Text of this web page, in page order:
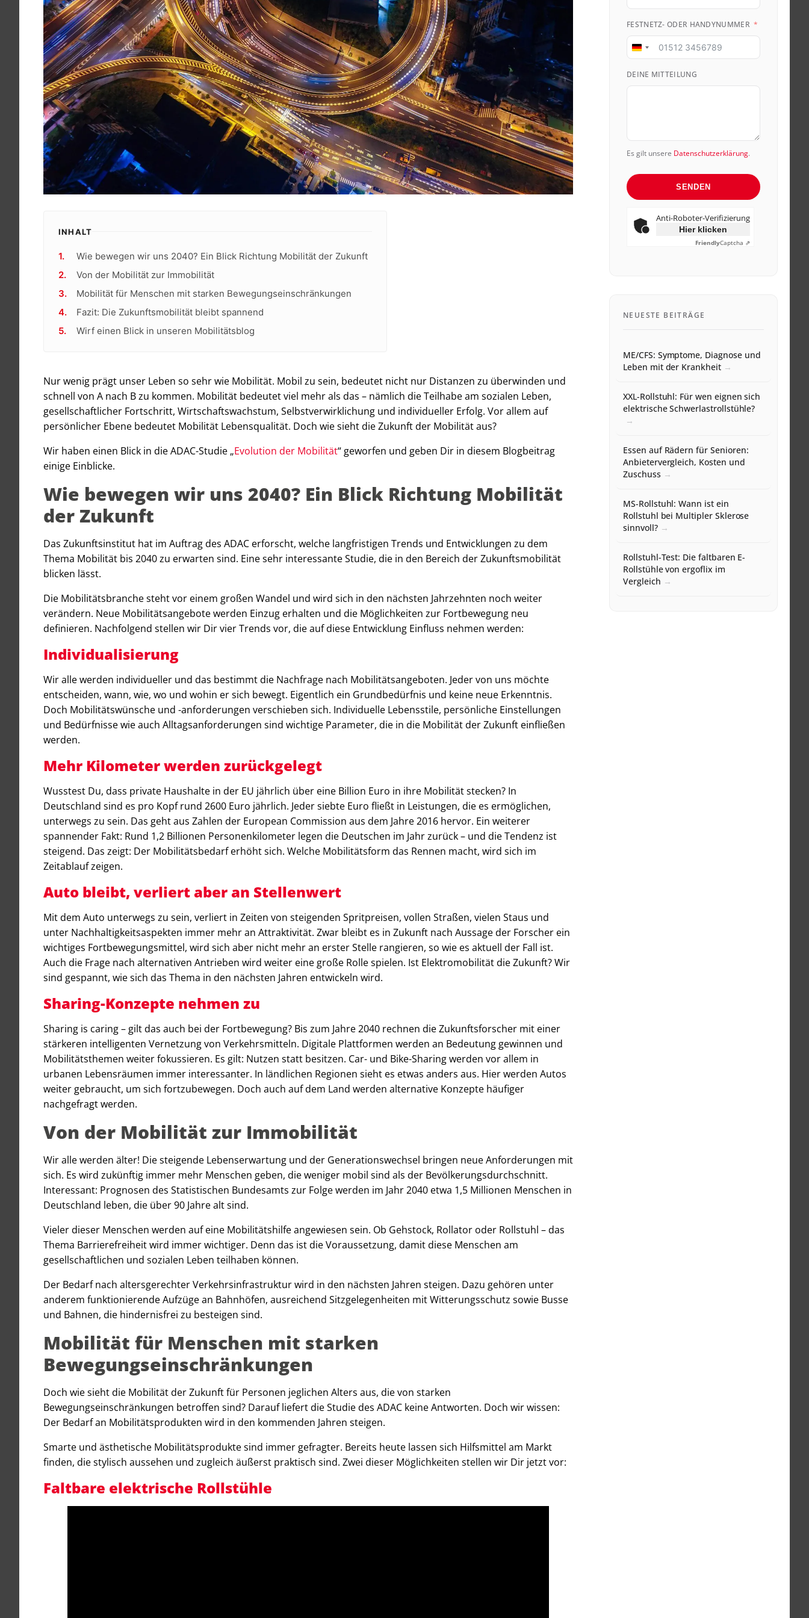
INHALT
Wie bewegen wir uns 2040? Ein Blick Richtung Mobilität der Zukunft
Von der Mobilität zur Immobilität
Mobilität für Menschen mit starken Bewegungseinschränkungen
Fazit: Die Zukunftsmobilität bleibt spannend
Wirf einen Blick in unseren Mobilitätsblog
Nur wenig prägt unser Leben so sehr wie Mobilität. Mobil zu sein, bedeutet nicht nur Distanzen zu überwinden und
schnell von A nach B zu kommen. Mobilität bedeutet viel mehr als das – nämlich die Teilhabe am sozialen Leben,
gesellschaftlicher Fortschritt, Wirtschaftswachstum, Selbstverwirklichung und individueller Erfolg. Vor allem auf
persönlicher Ebene bedeutet Mobilität Lebensqualität. Doch wie sieht die Zukunft der Mobilität aus?
Wir haben einen Blick in die ADAC-Studie „Evolution der Mobilität“ geworfen und geben Dir in diesem Blogbeitrag
einige Einblicke.
Wie bewegen wir uns 2040? Ein Blick Richtung Mobilität
der Zukunft
Das Zukunftsinstitut hat im Auftrag des ADAC erforscht, welche langfristigen Trends und Entwicklungen zu dem
Thema Mobilität bis 2040 zu erwarten sind. Eine sehr interessante Studie, die in den Bereich der Zukunftsmobilität
blicken lässt.
Die Mobilitätsbranche steht vor einem großen Wandel und wird sich in den nächsten Jahrzehnten noch weiter
verändern. Neue Mobilitätsangebote werden Einzug erhalten und die Möglichkeiten zur Fortbewegung neu
definieren. Nachfolgend stellen wir Dir vier Trends vor, die auf diese Entwicklung Einfluss nehmen werden:
Individualisierung
Wir alle werden individueller und das bestimmt die Nachfrage nach Mobilitätsangeboten. Jeder von uns möchte
entscheiden, wann, wie, wo und wohin er sich bewegt. Eigentlich ein Grundbedürfnis und keine neue Erkenntnis.
Doch Mobilitätswünsche und -anforderungen verschieben sich. Individuelle Lebensstile, persönliche Einstellungen
und Bedürfnisse wie auch Alltagsanforderungen sind wichtige Parameter, die in die Mobilität der Zukunft einfließen
werden.
Mehr Kilometer werden zurückgelegt
Wusstest Du, dass private Haushalte in der EU jährlich über eine Billion Euro in ihre Mobilität stecken? In
Deutschland sind es pro Kopf rund 2600 Euro jährlich. Jeder siebte Euro fließt in Leistungen, die es ermöglichen,
unterwegs zu sein. Das geht aus Zahlen der European Commission aus dem Jahre 2016 hervor. Ein weiterer
spannender Fakt: Rund 1,2 Billionen Personenkilometer legen die Deutschen im Jahr zurück – und die Tendenz ist
steigend. Das zeigt: Der Mobilitätsbedarf erhöht sich. Welche Mobilitätsform das Rennen macht, wird sich im
Zeitablauf zeigen.
Auto bleibt, verliert aber an Stellenwert
Mit dem Auto unterwegs zu sein, verliert in Zeiten von steigenden Spritpreisen, vollen Straßen, vielen Staus und
unter Nachhaltigkeitsaspekten immer mehr an Attraktivität. Zwar bleibt es in Zukunft nach Aussage der Forscher ein
wichtiges Fortbewegungsmittel, wird sich aber nicht mehr an erster Stelle rangieren, so wie es aktuell der Fall ist.
Auch die Frage nach alternativen Antrieben wird weiter eine große Rolle spielen. Ist Elektromobilität die Zukunft? Wir
sind gespannt, wie sich das Thema in den nächsten Jahren entwickeln wird.
Sharing-Konzepte nehmen zu
Sharing is caring – gilt das auch bei der Fortbewegung? Bis zum Jahre 2040 rechnen die Zukunftsforscher mit einer
stärkeren intelligenten Vernetzung von Verkehrsmitteln. Digitale Plattformen werden an Bedeutung gewinnen und
Mobilitätsthemen weiter fokussieren. Es gilt: Nutzen statt besitzen. Car- und Bike-Sharing werden vor allem in
urbanen Lebensräumen immer interessanter. In ländlichen Regionen sieht es etwas anders aus. Hier werden Autos
weiter gebraucht, um sich fortzubewegen. Doch auch auf dem Land werden alternative Konzepte häufiger
nachgefragt werden.
Von der Mobilität zur Immobilität
Wir alle werden älter! Die steigende Lebenserwartung und der Generationswechsel bringen neue Anforderungen mit
sich. Es wird zukünftig immer mehr Menschen geben, die weniger mobil sind als der Bevölkerungsdurchschnitt.
Interessant: Prognosen des Statistischen Bundesamts zur Folge werden im Jahr 2040 etwa 1,5 Millionen Menschen in
Deutschland leben, die über 90 Jahre alt sind.
Vieler dieser Menschen werden auf eine Mobilitätshilfe angewiesen sein. Ob Gehstock, Rollator oder Rollstuhl – das
Thema Barrierefreiheit wird immer wichtiger. Denn das ist die Voraussetzung, damit diese Menschen am
gesellschaftlichen und sozialen Leben teilhaben können.
Der Bedarf nach altersgerechter Verkehrsinfrastruktur wird in den nächsten Jahren steigen. Dazu gehören unter
anderem funktionierende Aufzüge an Bahnhöfen, ausreichend Sitzgelegenheiten mit Witterungsschutz sowie Busse
und Bahnen, die hindernisfrei zu besteigen sind.
Mobilität für Menschen mit starken
Bewegungseinschränkungen
Doch wie sieht die Mobilität der Zukunft für Personen jeglichen Alters aus, die von starken
Bewegungseinschränkungen betroffen sind? Darauf liefert die Studie des ADAC keine Antworten. Doch wir wissen:
Der Bedarf an Mobilitätsprodukten wird in den kommenden Jahren steigen.
Smarte und ästhetische Mobilitätsprodukte sind immer gefragter. Bereits heute lassen sich Hilfsmittel am Markt
finden, die stylisch aussehen und zugleich äußerst praktisch sind. Zwei dieser Möglichkeiten stellen wir Dir jetzt vor:
Faltbare elektrische Rollstühle
FESTNETZ- ODER HANDYNUMMER
Germany
DEINE MITTEILUNG
Es gilt unsere Datenschutzerklärung.
SENDEN
Anti-Roboter-Verifizierung
Hier klicken
FriendlyCaptcha ⇗
NEUESTE BEITRÄGE
ME/CFS: Symptome, Diagnose und
Leben mit der Krankheit
XXL-Rollstuhl: Für wen eignen sich
elektrische Schwerlastrollstühle?
Essen auf Rädern für Senioren:
Anbietervergleich, Kosten und
Zuschuss
MS-Rollstuhl: Wann ist ein
Rollstuhl bei Multipler Sklerose
sinnvoll?
Rollstuhl-Test: Die faltbaren E-
Rollstühle von ergoflix im
Vergleich